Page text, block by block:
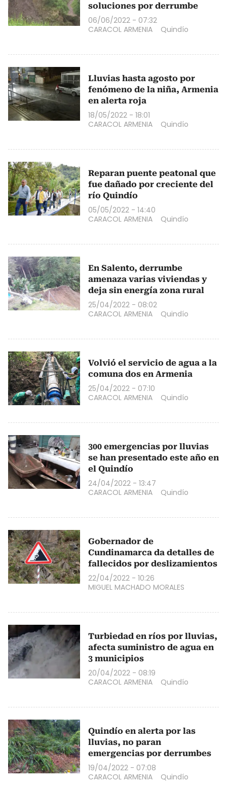
soluciones por derrumbe
06/06/2022 - 07:32
CARACOL ARMENIA
Quindío
Lluvias hasta agosto por
fenómeno de la niña, Armenia
en alerta roja
18/05/2022 - 18:01
CARACOL ARMENIA
Quindío
Reparan puente peatonal que
fue dañado por creciente del
río Quindío
05/05/2022 - 14:40
CARACOL ARMENIA
Quindío
En Salento, derrumbe
amenaza varias viviendas y
deja sin energía zona rural
25/04/2022 - 08:02
CARACOL ARMENIA
Quindío
Volvió el servicio de agua a la
comuna dos en Armenia
25/04/2022 - 07:10
CARACOL ARMENIA
Quindío
300 emergencias por lluvias
se han presentado este año en
el Quindío
24/04/2022 - 13:47
CARACOL ARMENIA
Quindío
Gobernador de
Cundinamarca da detalles de
fallecidos por deslizamientos
22/04/2022 - 10:26
MIGUEL MACHADO MORALES
Turbiedad en ríos por lluvias,
afecta suministro de agua en
3 municipios
20/04/2022 - 08:19
CARACOL ARMENIA
Quindío
Quindío en alerta por las
lluvias, no paran
emergencias por derrumbes
19/04/2022 - 07:08
CARACOL ARMENIA
Quindío